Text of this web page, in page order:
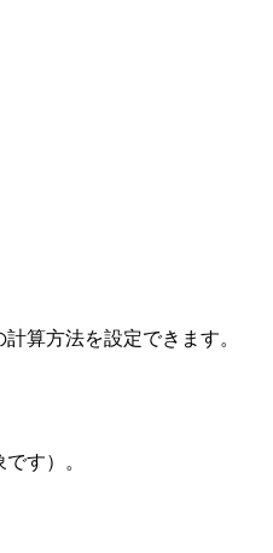
算方法を設定できます。
す）。